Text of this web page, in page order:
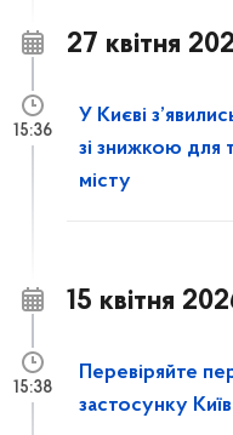
27 квітня
У Києві
зі знижкою для
місту
15:36
15 квітня
Перевіряйте
застосунку
15:38